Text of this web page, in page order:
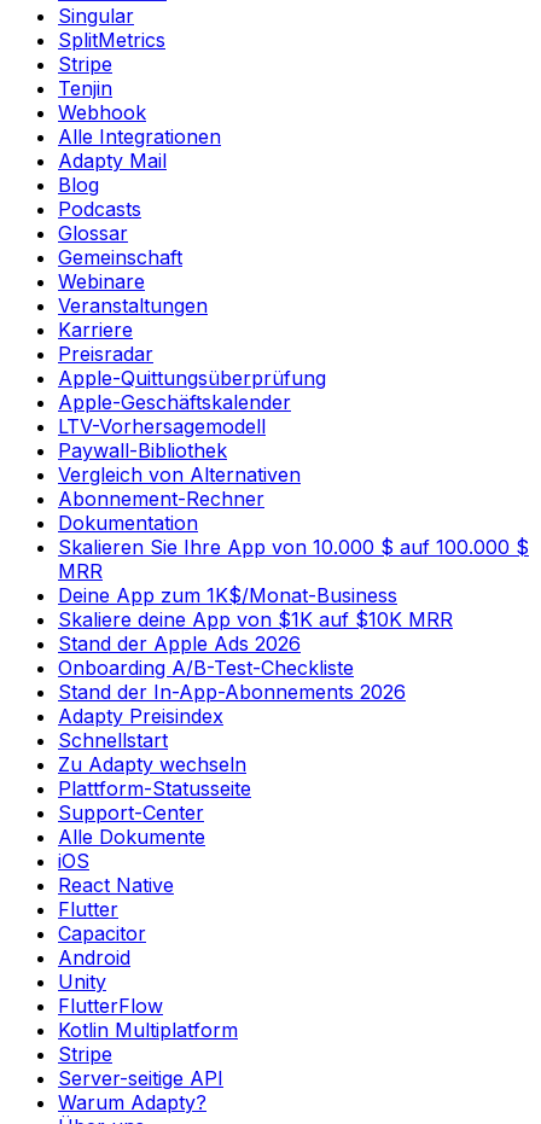
Singular
SplitMetrics
Stripe
Tenjin
Webhook
Alle Integrationen
Adapty Mail
Blog
Podcasts
Glossar
Gemeinschaft
Webinare
Veranstaltungen
Karriere
Preisradar
Apple-Quittungsüberprüfung
Apple-Geschäftskalender
LTV-Vorhersagemodell
Paywall-Bibliothek
Vergleich von Alternativen
Abonnement-Rechner
Dokumentation
Skalieren Sie Ihre App von 10.000 $ auf 100.000 $
MRR
Deine App zum 1K$/Monat-Business
Skaliere deine App von $1K auf $10K MRR
Stand der Apple Ads 2026
Onboarding A/B-Test-Checkliste
Stand der In-App-Abonnements 2026
Adapty Preisindex
Schnellstart
Zu Adapty wechseln
Plattform-Statusseite
Support-Center
Alle Dokumente
iOS
React Native
Flutter
Capacitor
Android
Unity
FlutterFlow
Kotlin Multiplatform
Stripe
Server-seitige API
Warum Adapty?